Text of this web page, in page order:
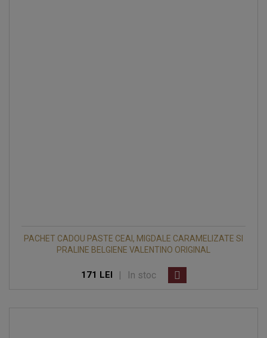
PACHET CADOU PASTE CEAI, MIGDALE CARAMELIZATE SI
PRALINE BELGIENE VALENTINO ORIGINAL
171 LEI | In stoc